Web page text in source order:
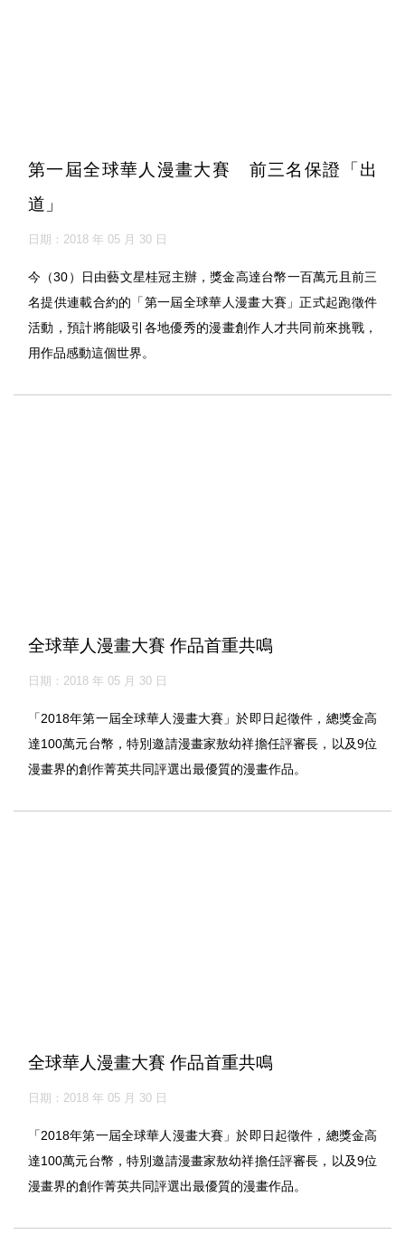
第一屆全球華人漫畫大賽 前三名保證「出
道」
日期：2018 年 05 月 30 日
今（30）日由藝文星桂冠主辦，獎金高達台幣一百萬元且前三
名提供連載合約的「第一屆全球華人漫畫大賽」正式起跑徵件
活動，預計將能吸引各地優秀的漫畫創作人才共同前來挑戰，
用作品感動這個世界。
全球華人漫畫大賽 作品首重共鳴
日期：2018 年 05 月 30 日
「2018年第一屆全球華人漫畫大賽」於即日起徵件，總獎金高
達100萬元台幣，特別邀請漫畫家敖幼祥擔任評審長，以及9位
漫畫界的創作菁英共同評選出最優質的漫畫作品。
全球華人漫畫大賽 作品首重共鳴
日期：2018 年 05 月 30 日
「2018年第一屆全球華人漫畫大賽」於即日起徵件，總獎金高
達100萬元台幣，特別邀請漫畫家敖幼祥擔任評審長，以及9位
漫畫界的創作菁英共同評選出最優質的漫畫作品。